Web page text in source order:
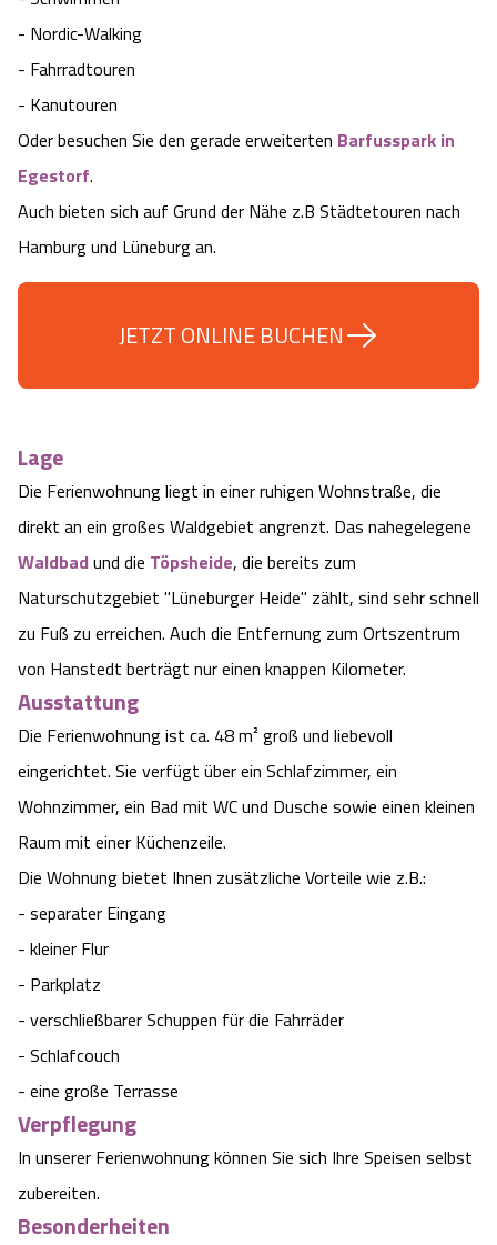
Urlaub mit Hund
Last Minute
Anreise
Kataloge
Angebote
Kontakt
Regionale Küche
Tiere
HeideSpezialitäten
Unterkünfte
Urlaub auf dem Bauernhof
Landschaftsführungen
Veranstaltungen
Wildpark Müden
Snow World Bispingen
Ralf Schumacher Kart & Bowl
Battle Kart Bispingen
Adventure District Bispingen
Unterkünfte
Ausflugsziele
- Nordic-Walking
- Fahrradtouren
- Kanutouren
Oder besuchen Sie den gerade erweiterten Barfusspark in
Egestorf.
Auch bieten sich auf Grund der Nähe z.B Städtetouren nach
Hamburg und Lüneburg an.
Lage
Die Ferienwohnung liegt in einer ruhigen Wohnstraße, die
direkt an ein großes Waldgebiet angrenzt. Das nahegelegene
Waldbadund die Töpsheide, die bereits zum
Naturschutzgebiet "Lüneburger Heide" zählt, sind sehr schnell
zu Fuß zu erreichen. Auch die Entfernung zum Ortszentrum
von Hanstedt berträgt nur einen knappen Kilometer.
Ausstattung
Die Ferienwohnung ist ca. 48 m² groß und liebevoll
eingerichtet. Sie verfügt über ein Schlafzimmer, ein
Wohnzimmer, ein Bad mit WC und Dusche sowie einen kleinen
Raum mit einer Küchenzeile.
Die Wohnung bietet Ihnen zusätzliche Vorteile wie z.B.:
- separater Eingang
- kleiner Flur
- Parkplatz
- verschließbarer Schuppen für die Fahrräder
- Schlafcouch
- eine große Terrasse
Verpflegung
In unserer Ferienwohnung können Sie sich Ihre Speisen selbst
zubereiten.
Besonderheiten
JETZT ONLINE BUCHEN